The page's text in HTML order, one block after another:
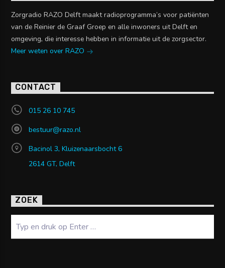
Zorgradio RAZO Delft maakt radioprogramma’s voor patiënten
van de Reinier de Graaf Groep en alle inwoners uit Delft en
omgeving, die interesse hebben in informatie uit de zorgsector.
Meer weten over RAZO
CONTACT
015 26 10 745
bestuur@razo.nl
Bacinol 3, Kluizenaarsbocht 6
2614 GT, Delft
ZOEK